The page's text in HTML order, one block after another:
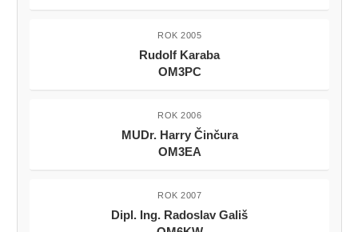
ROK 2005
Rudolf Karaba
OM3PC
ROK 2006
MUDr. Harry Činčura
OM3EA
ROK 2007
Dipl. Ing. Radoslav Gališ